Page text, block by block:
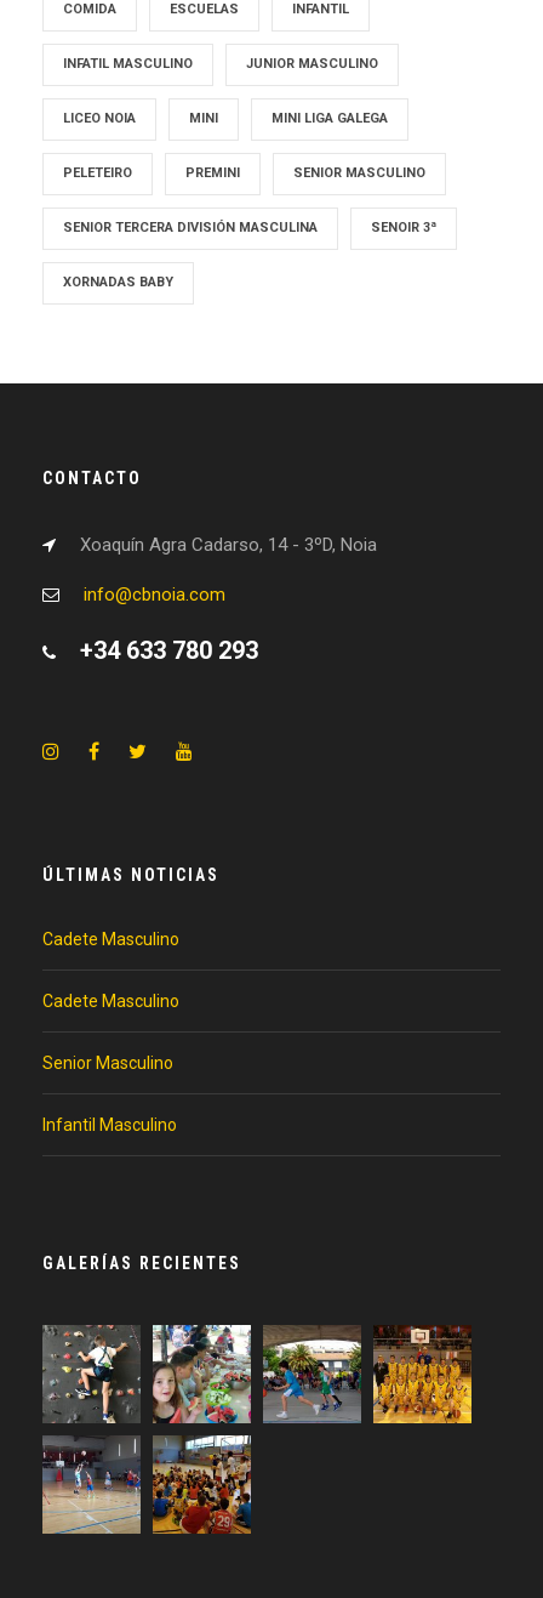
COMIDA ESCUELAS INFANTIL
INFATIL MASCULINO JUNIOR MASCULINO
LICEO NOIA MINI MINI LIGA GALEGA
PELETEIRO PREMINI SENIOR MASCULINO
SENIOR TERCERA DIVISIÓN MASCULINA SENOIR 3ª
XORNADAS BABY
CONTACTO
Xoaquín Agra Cadarso, 14 - 3ºD, Noia
info@cbnoia.com
+34 633 780 293
ÚLTIMAS NOTICIAS
Cadete Masculino
Cadete Masculino
Senior Masculino
Infantil Masculino
GALERÍAS RECIENTES